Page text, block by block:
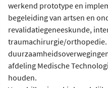
werkend prototype en
begeleiding van artsen en
revalidatiegeneeskunde,
traumachirurgie/orthopedie.
afdeling Medische
houden.